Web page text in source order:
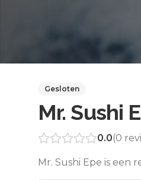
Gesloten
Mr. Sushi
0.0(0
Mr. Sushi Epe is een